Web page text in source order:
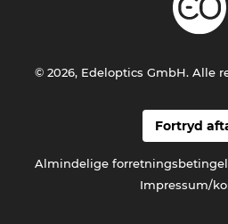
Fortryd
Almindelige
Impressum/
© 2026, Edeloptics GmbH. Alle